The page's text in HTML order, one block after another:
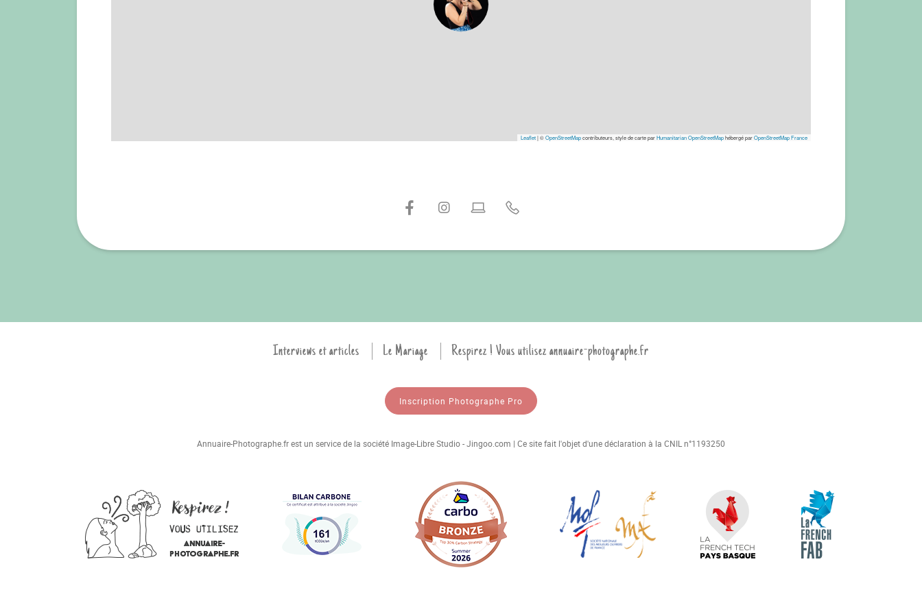
Leaflet|©OpenStreetMapcontributeurs, style de carte parHumanitarian OpenStreetMaphébergé parOpenStreetMap France
Interviews et articles Le Mariage Respirez ! Vous utilisez annuaire-photographe.fr
Inscription Photographe Pro
Annuaire-Photographe.fr est un service de la société Image-Libre Studio - Jingoo.com | Ce site fait l'objet d'une déclaration à la CNIL n°1193250